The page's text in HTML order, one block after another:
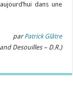
dans une
parPatrick Glâtre
Desouilles – D.R.)